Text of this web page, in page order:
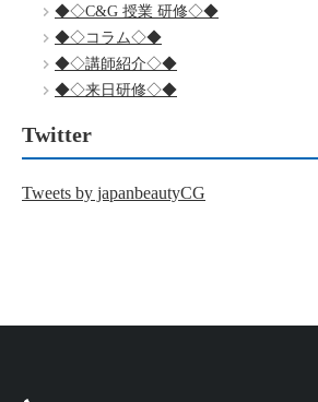
◆◇C&G 授業 研修◇◆
◆◇コラム◇◆
◆◇講師紹介◇◆
◆◇来日研修◇◆
Twitter
Tweets by japanbeautyCG